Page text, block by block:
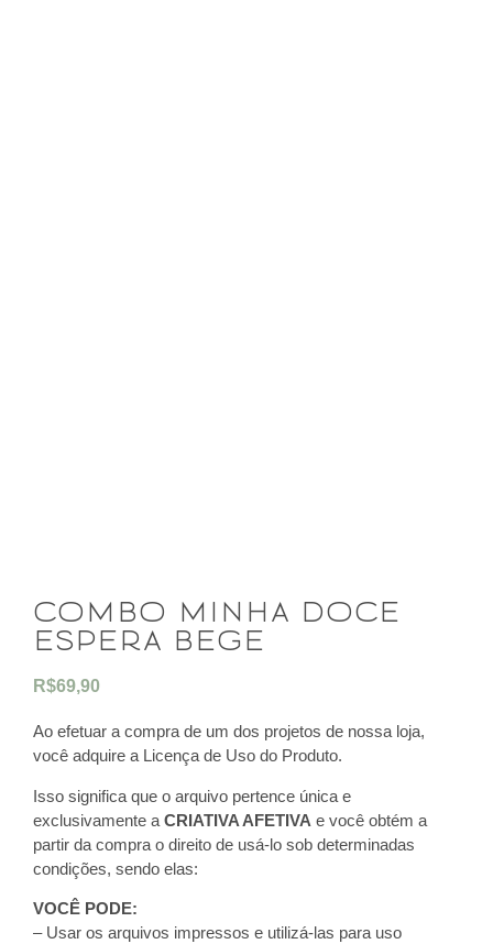
combo minha doce
espera bege
R$69,90
Ao efetuar a compra de um dos projetos de nossa loja,
você adquire a Licença de Uso do Produto.
Isso significa que o arquivo pertence única e
exclusivamente a CRIATIVA AFETIVA e você obtém a
partir da compra o direito de usá-lo sob determinadas
condições, sendo elas:
VOCÊ PODE:
– Usar os arquivos impressos e utilizá-las para uso